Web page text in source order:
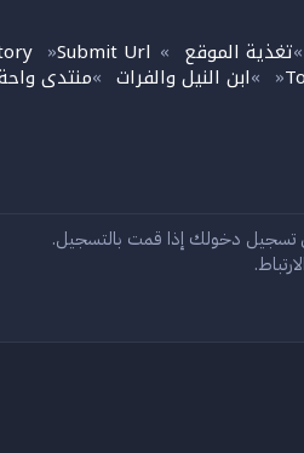
»تغذية الموقع »
»Submit Url
»
»ابن النيل والفرات »منتدى
بنا الشروط والقوانين سياسة الخصوصيةتسجيل دخولك إذا قمت بالتسجيل.